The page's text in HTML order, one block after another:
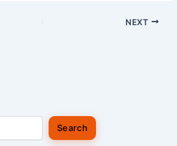
NEXT
Search